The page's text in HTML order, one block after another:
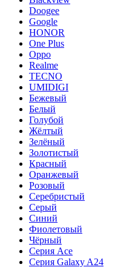
Doogee
Google
HONOR
One Plus
Oppo
Realme
TECNO
UMIDIGI
Бежевый
Белый
Голубой
Жёлтый
Зелёный
Золотистый
Красный
Оранжевый
Розовый
Серебристый
Серый
Синий
Фиолетовый
Чёрный
Серия Ace
Серия Galaxy A24